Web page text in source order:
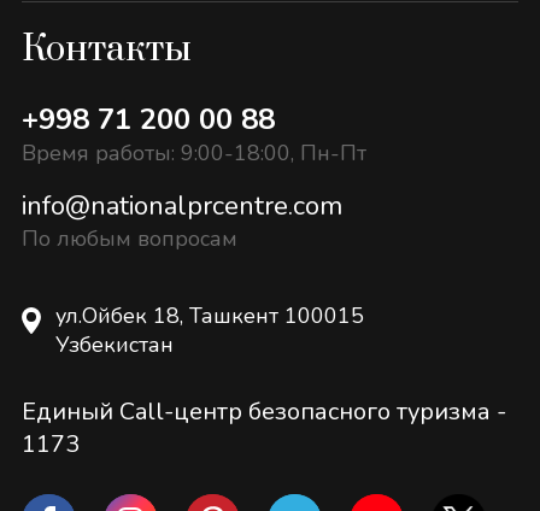
Контакты
+998 71 200 00 88
Время работы: 9:00-18:00, Пн-Пт
info@nationalprcentre.com
По любым вопросам
ул.Ойбек 18, Ташкент 100015
Узбекистан
Единый Call-центр безопасного туризма -
1173